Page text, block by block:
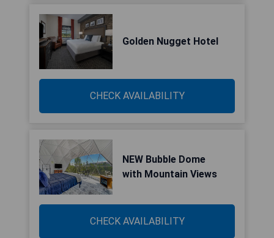
Golden Nugget Hotel
CHECK AVAILABILITY
NEW Bubble Dome
with Mountain Views
CHECK AVAILABILITY